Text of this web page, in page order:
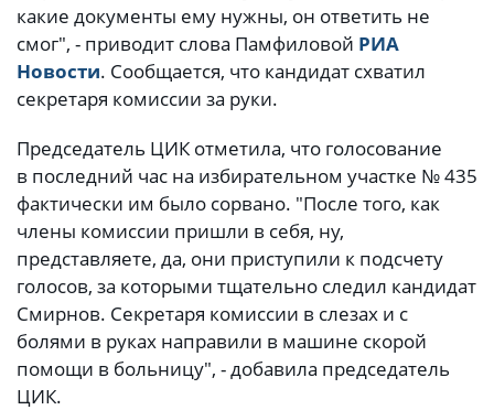
какие документы ему нужны, он ответить не
смог", - приводит слова Памфиловой РИА
Новости. Сообщается, что кандидат схватил
секретаря комиссии за руки.
Председатель ЦИК отметила, что голосование
в последний час на избирательном участке № 435
фактически им было сорвано. "После того, как
члены комиссии пришли в себя, ну,
представляете, да, они приступили к подсчету
голосов, за которыми тщательно следил кандидат
Смирнов. Секретаря комиссии в слезах и с
болями в руках направили в машине скорой
помощи в больницу", - добавила председатель
ЦИК.